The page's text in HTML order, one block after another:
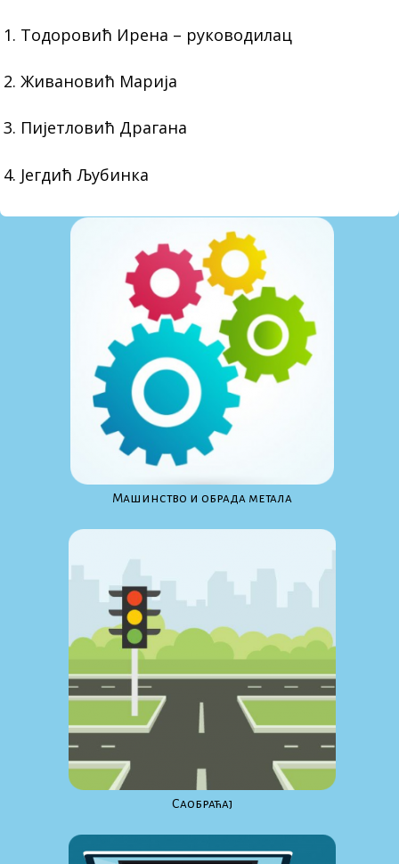
1. Тодоровић Ирена – руководилац
2. Живановић Марија
3. Пијетловић Драгана
4. Јегдић Љубинка
Maшинство и обрада метала
Саобраћај